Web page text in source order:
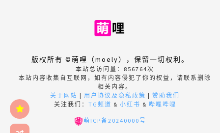
版权所有 ©萌哩（moely），保留一切权利。
本站总访问量： 856764次
本站内容收集自互联网，如有内容侵犯了你的权益，请联系删除
相关内容。
关于网站 | 用户协议及隐私政策 | 赞助我们
关注我们： TG频道 & 小红书 & 哔哩哔哩
萌ICP备20240000号